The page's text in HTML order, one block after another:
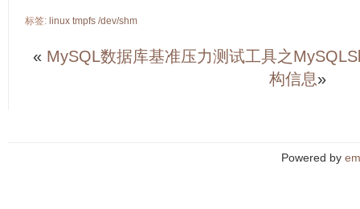
标签: linux tmpfs /dev/shm
« MySQL数据库基准压力测试工具之
构信息»
Powered by